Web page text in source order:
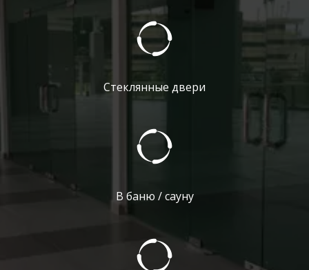
Стеклянные двери
В баню / сауну